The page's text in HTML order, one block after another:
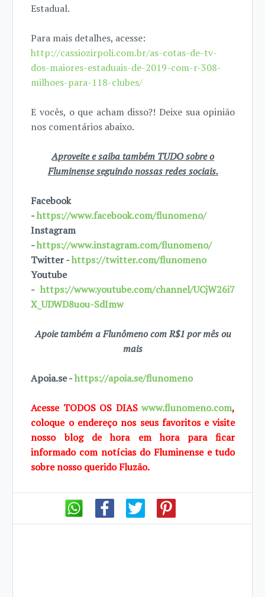
Estadual.
Para mais detalhes, acesse:
http://cassiozirpoli.com.br/as-cotas-de-tv-
dos-maiores-estaduais-de-2019-com-r-308-
milhoes-para-118-clubes/
E vocês, o que acham disso?! Deixe sua opinião
nos comentários abaixo.
Aproveite e saiba também TUDO sobre o
Fluminense seguindo nossas redes sociais.
Facebook
-https://www.facebook.com/flunomeno/
Instagram
-https://www.instagram.com/flunomeno/
Twitter -https://twitter.com/flunomeno
Youtube
-https://www.youtube.com/channel/UCjW26i7
X_UDWD8uou-SdImw
Apoie também a Flunômeno com R$1 por mês ou
mais
Apoia.se -https://apoia.se/flunomeno
Acesse TODOS OS DIASwww.flunomeno.com,
coloque o endereço nos seus favoritos e visite
nosso blog de hora em hora para ficar
informado com notícias do Fluminense e tudo
sobre nosso querido Fluzão.